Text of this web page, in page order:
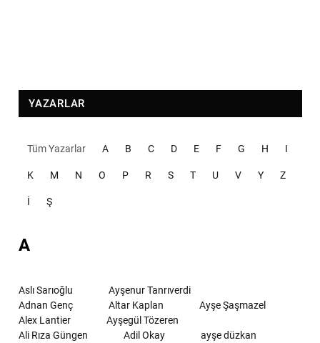
YAZARLAR
Tüm Yazarlar A B C D E F G H I
K M N O P R S T U V Y Z
İ Ş
A
Aslı Sarıoğlu
Ayşenur Tanrıverdi
Adnan Genç
Altar Kaplan
Ayşe Şaşmazel
Alex Lantier
Ayşegül Tözeren
Ali Rıza Güngen
Adil Okay
ayşe düzkan